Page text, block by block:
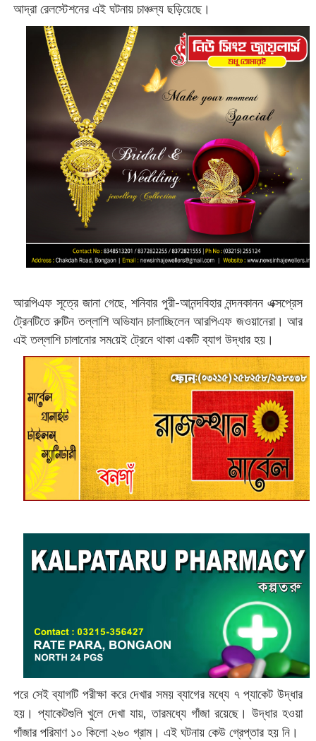
আদ্রা রেলস্টেশনের এই ঘটনায় চাঞ্চল্য ছড়িয়েছে।
আরপিএফ সূত্রে জানা গেছে, শনিবার পুরী-আনন্দবিহার নন্দনকানন এক্সপ্রেস
ট্রেনটিতে রুটিন তল্লাশি অভিযান চালাচ্ছিলেন আরপিএফ জওয়ানেরা। আর
এই তল্লাশি চালানোর সম‌য়েই ট্রেনে থাকা একটি ব্যাগ উদ্ধার হয়।
পরে সেই ব্যাগটি পরীক্ষা করে দেখার সময় ব্যাগের মধ্যে ৭ প্যাকেট উদ্ধার
হয়। প্যাকেটগুলি খুলে দেখা যায়, তারমধ্যে গাঁজা রয়েছে। উদ্ধার হওয়া
গাঁজার পরিমাণ ১০ কিলো ২৬০ গ্রাম। এই ঘটনায় কেউ গ্রেপ্তার হয় নি।